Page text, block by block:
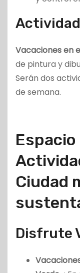
Vacaciones en
de pintura y
Serán dos
de semana.
Ciudad
Disfrute